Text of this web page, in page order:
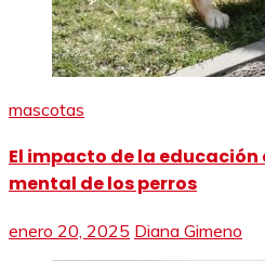
mascotas
El impacto de la
mental de los perros
enero 20, 2025 Diana Gimeno